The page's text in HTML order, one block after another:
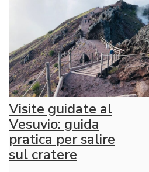
Visite guidate al
Vesuvio: guida
pratica per salire
sul cratere